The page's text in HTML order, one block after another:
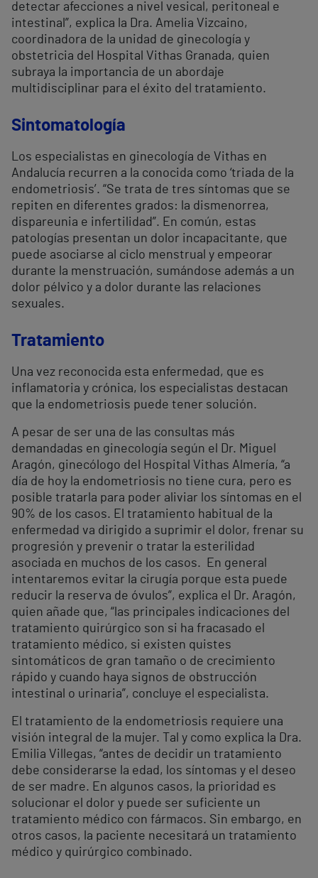
detectar afecciones a nivel vesical, peritoneal e
intestinal”, explica la Dra. Amelia Vizcaino,
coordinadora de la unidad de ginecología y
obstetricia del Hospital Vithas Granada, quien
subraya la importancia de un abordaje
multidisciplinar para el éxito del tratamiento.
Sintomatología
Los especialistas en ginecología de Vithas en
Andalucía recurren a la conocida como ‘triada de la
endometriosis’. “Se trata de tres síntomas que se
repiten en diferentes grados: la dismenorrea,
dispareunia e infertilidad”. En común, estas
patologías presentan un dolor incapacitante, que
puede asociarse al ciclo menstrual y empeorar
durante la menstruación, sumándose además a un
dolor pélvico y a dolor durante las relaciones
sexuales.
Tratamiento
Una vez reconocida esta enfermedad, que es
inflamatoria y crónica, los especialistas destacan
que la endometriosis puede tener solución.
A pesar de ser una de las consultas más
demandadas en ginecología según el Dr. Miguel
Aragón, ginecólogo del Hospital Vithas Almería, “a
día de hoy la endometriosis no tiene cura, pero es
posible tratarla para poder aliviar los síntomas en el
90% de los casos. El tratamiento habitual de la
enfermedad va dirigido a suprimir el dolor, frenar su
progresión y prevenir o tratar la esterilidad
asociada en muchos de los casos. En general
intentaremos evitar la cirugía porque esta puede
reducir la reserva de óvulos”, explica el Dr. Aragón,
quien añade que, “las principales indicaciones del
tratamiento quirúrgico son si ha fracasado el
tratamiento médico, si existen quistes
sintomáticos de gran tamaño o de crecimiento
rápido y cuando haya signos de obstrucción
intestinal o urinaria”, concluye el especialista.
El tratamiento de la endometriosis requiere una
visión integral de la mujer. Tal y como explica la Dra.
Emilia Villegas, “antes de decidir un tratamiento
debe considerarse la edad, los síntomas y el deseo
de ser madre. En algunos casos, la prioridad es
solucionar el dolor y puede ser suficiente un
tratamiento médico con fármacos. Sin embargo, en
otros casos, la paciente necesitará un tratamiento
médico y quirúrgico combinado.